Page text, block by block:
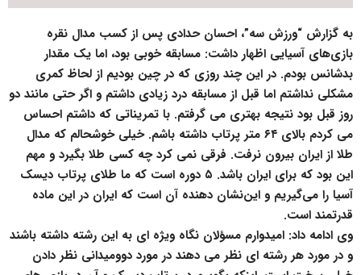
به گزارش “ورزش سه”، احسان حدادی پس از کسب مدال نقره
بازی‌های آسیایی اظهار داشت: مسابقه خوبی بود، اما یک مقدار
بدشانس بودم. در این چند روزی که در چین بودیم از لحاظ کمری
مشکلی نداشتم اما قبل از مسابقه درد زیادی داشتم و اگر حتی مانند دو
روز قبل بود نتیجه بهتری می گرفتم. با تمریناتی که داشتم احساس
می کردم بالای ۶۴ متر پرتاب داشته باشم. خیلی خوشحالم که مدال
طلا از ایران بیرون نرفت. فرقی نمی کرد چه کسی طلا بگیرد و مهم
این بود که برای ایران باشد. ۵ دوره است که ما طلای پرتاب دیسک
آسیا را می‌گیریم و این‌نشان دهنده آن است که ایران در این ماده
قدرتمند است.
وی ادامه داد: امیدوارم مسؤلان نگاه ویژه ای به این رشته داشته باشند
و در مورد هر رشته ای نظر می دهند در مورد دوومیدانی نظر دادن